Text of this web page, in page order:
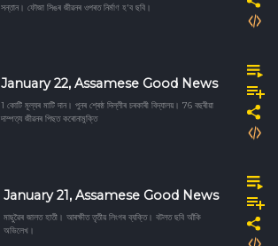
সন্তান। ফৌজা সিঙৰ জীৱনৰ ওপৰত নিৰ্মাণ হ'ব ছবি।
January 22, Assamese Good News
1 কোটি মূল্যৰ মাটি দান। পুনৰ শ্ৰেষ্ঠ দিল্লীৰ চৰকাৰী বিদ্যালয়। 76 বছৰীয়া
দাম্পত্য জীৱনৰ পিছত কৰোনামুক্তি
January 21, Assamese Good News
মাছুৱৈৰ জালত হাতী। আৰক্ষীত তৃতীয় লিংগৰ ব্যক্তি। বটলত ছবি আঁকি
অভিলেখ।